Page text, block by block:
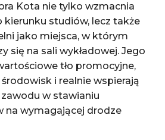
Kota nie tylko wzmacnia
kierunku studiów, lecz także
jako miejsca, w którym
się na sali wykładowej. Jego
tło promocyjne,
i realnie wspierają
w stawianiu
na wymagającej drodze